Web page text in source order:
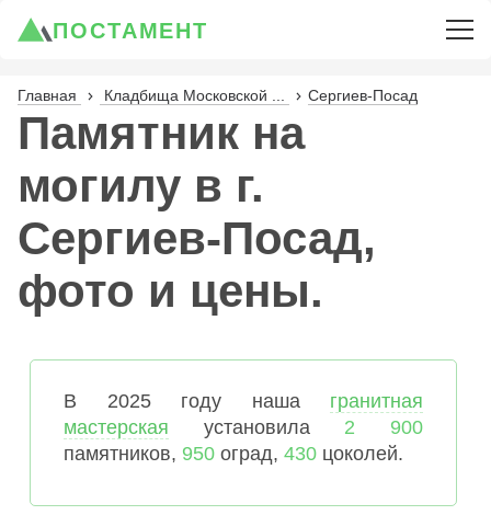
ПОСТАМЕНТ
Главная Кладбища Московской ... Сергиев-Посад
Памятник на
могилу в г.
Сергиев-Посад,
фото и цены.
В 2025 году наша гранитная
мастерская установила 2 900
памятников, 950 оград, 430 цоколей.